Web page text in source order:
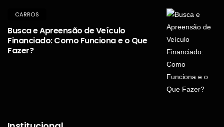
CARROS
Busca e Apreensão de Veículo
Financiado: Como Funciona e o Que
Fazer?